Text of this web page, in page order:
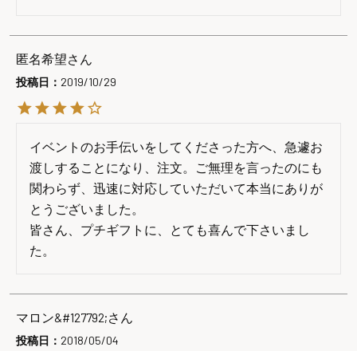
匿名希望
投稿日 2019/10/29
イベントのお手伝いをしてくださった方へ、急遽お
渡しすることになり、注文。ご無理を言ったのにも
関わらず、迅速に対応していただいて本当にありが
とうございました。
皆さん、プチギフトに、とても喜んで下さいまし
た。
マロン&#127792;
投稿日 2018/05/04